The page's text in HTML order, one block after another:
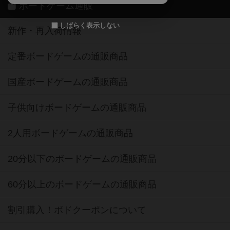
しばらく表示しない
ボードゲーム通販
新作・再入荷情報
定番ボードゲームの通販商品
国産ボードゲームの通販商品
子供向けボードゲームの通販商品
2人用ボードゲームの通販商品
20分以下のボードゲームの通販商品
60分以上のボードゲームの通販商品
割引購入！ボドクーポンについて